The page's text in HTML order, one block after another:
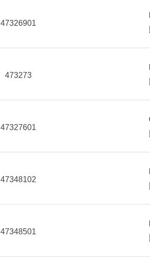
47326901
473273
47327601
47348102
47348501